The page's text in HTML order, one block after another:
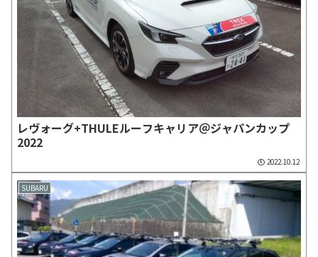
レヴォーグ+THULEルーフキャリア＠ジャパンカップ
2022
2022.10.12
SUBARU